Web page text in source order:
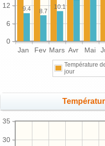
Jan Fev Mars Avr Mai
0
6
12
10.1
8.7
9.4
Température
jour
30
35